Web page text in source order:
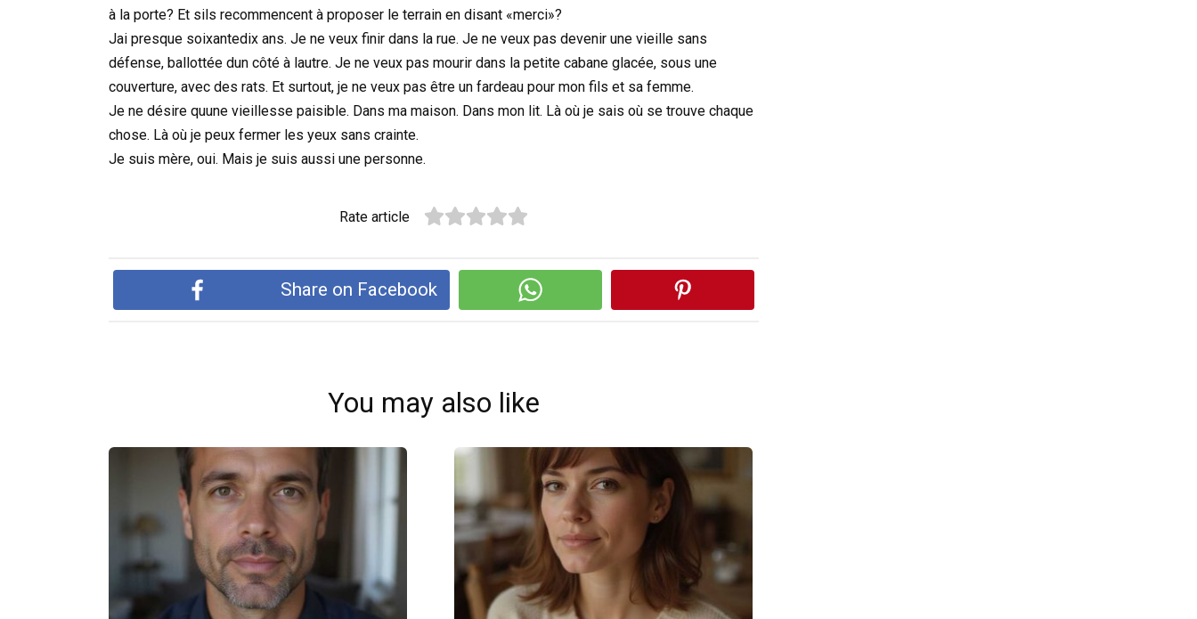
à la porte? Et sils recommencent à proposer le terrain en disant «merci»?
Jai presque soixantedix ans. Je ne veux finir dans la rue. Je ne veux pas devenir une vieille sans
défense, ballottée dun côté à lautre. Je ne veux pas mourir dans la petite cabane glacée, sous une
couverture, avec des rats. Et surtout, je ne veux pas être un fardeau pour mon fils et sa femme.
Je ne désire quune vieillesse paisible. Dans ma maison. Dans mon lit. Là où je sais où se trouve chaque
chose. Là où je peux fermer les yeux sans crainte.
Je suis mère, oui. Mais je suis aussi une personne.
Rate article
Share on Facebook
You may also like